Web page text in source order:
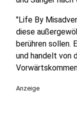
"Life By
diese
berühren sollen.
und handelt von
Anzeige